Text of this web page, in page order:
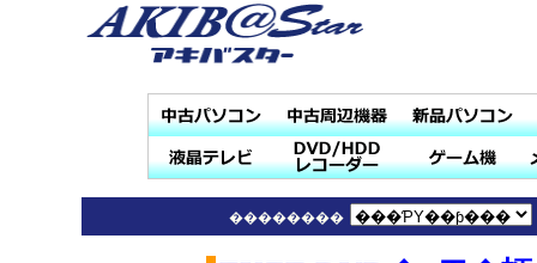
��������